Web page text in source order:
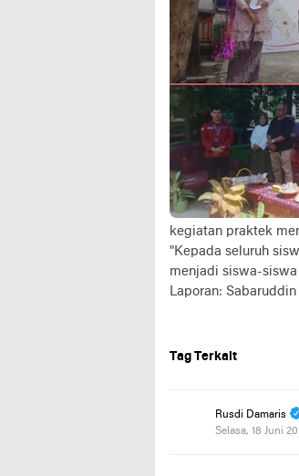
kegiatan praktek
"Kepada seluruh
menjadi siswa-
Laporan: Sabaruddin
Tag Terkait
Rusdi Damaris
Selasa, 18 Juni